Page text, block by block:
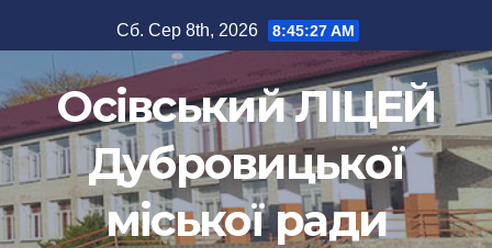
до
вмісту
Сб. Сер 8th, 2026 8:45:28 AM
Осівський ЛІЦЕЙ
Дубровицької
міської ради